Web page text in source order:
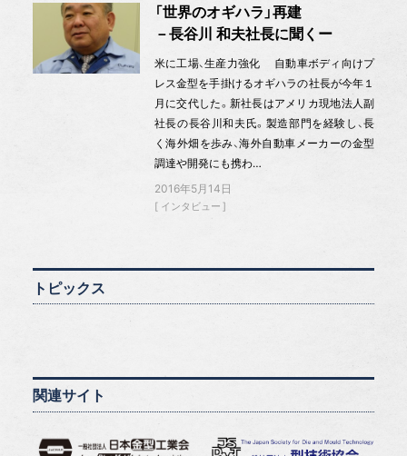
「世界のオギハラ」再建
－長谷川 和夫社長に聞くー
米に工場、生産力強化 自動車ボディ向けプ
レス金型を手掛けるオギハラの社長が今年１
月に交代した。新社長はアメリカ現地法人副
社長の長谷川和夫氏。製造部門を経験し、長
く海外畑を歩み、海外自動車メーカーの金型
調達や開発にも携わ…
2016年5月14日
インタビュー
トピックス
関連サイト